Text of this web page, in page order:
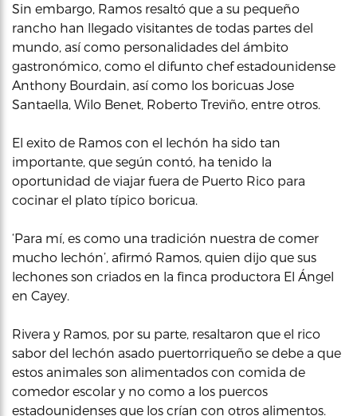
Sin embargo, Ramos resaltó que a su pequeño
rancho han llegado visitantes de todas partes del
mundo, así como personalidades del ámbito
gastronómico, como el difunto chef estadounidense
Anthony Bourdain, así como los boricuas Jose
Santaella, Wilo Benet, Roberto Treviño, entre otros.
El exito de Ramos con el lechón ha sido tan
importante, que según contó, ha tenido la
oportunidad de viajar fuera de Puerto Rico para
cocinar el plato típico boricua.
‘Para mí, es como una tradición nuestra de comer
mucho lechón’, afirmó Ramos, quien dijo que sus
lechones son criados en la finca productora El Ángel
en Cayey.
Rivera y Ramos, por su parte, resaltaron que el rico
sabor del lechón asado puertorriqueño se debe a que
estos animales son alimentados con comida de
comedor escolar y no como a los puercos
estadounidenses que los crían con otros alimentos.